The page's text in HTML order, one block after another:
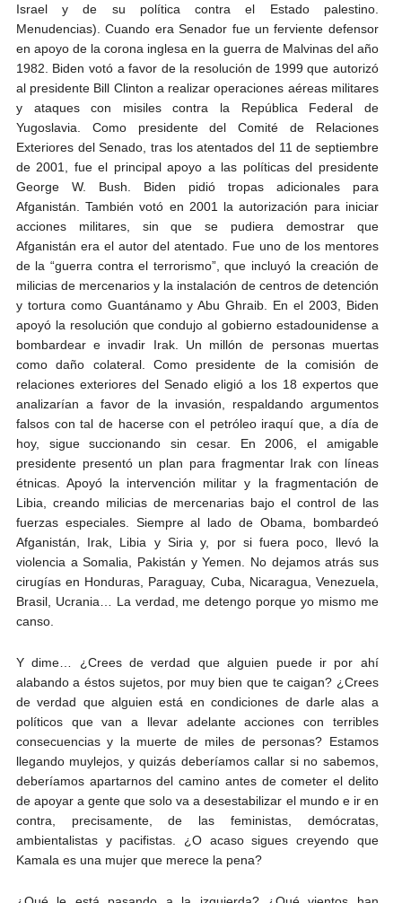
Israel y de su política contra el Estado palestino.
Menudencias). Cuando era Senador fue un ferviente defensor
en apoyo de la corona inglesa en la guerra de Malvinas del año
1982. Biden votó a favor de la resolución de 1999 que autorizó
al presidente Bill Clinton a realizar operaciones aéreas militares
y ataques con misiles contra la República Federal de
Yugoslavia. Como presidente del Comité de Relaciones
Exteriores del Senado, tras los atentados del 11 de septiembre
de 2001, fue el principal apoyo a las políticas del presidente
George W. Bush. Biden pidió tropas adicionales para
Afganistán. También votó en 2001 la autorización para iniciar
acciones militares, sin que se pudiera demostrar que
Afganistán era el autor del atentado. Fue uno de los mentores
de la “guerra contra el terrorismo”, que incluyó la creación de
milicias de mercenarios y la instalación de centros de detención
y tortura como Guantánamo y Abu Ghraib. En el 2003, Biden
apoyó la resolución que condujo al gobierno estadounidense a
bombardear e invadir Irak. Un millón de personas muertas
como daño colateral. Como presidente de la comisión de
relaciones exteriores del Senado eligió a los 18 expertos que
analizarían a favor de la invasión, respaldando argumentos
falsos con tal de hacerse con el petróleo iraquí que, a día de
hoy, sigue succionando sin cesar. En 2006, el amigable
presidente presentó un plan para fragmentar Irak con líneas
étnicas. Apoyó la intervención militar y la fragmentación de
Libia, creando milicias de mercenarias bajo el control de las
fuerzas especiales. Siempre al lado de Obama, bombardeó
Afganistán, Irak, Libia y Siria y, por si fuera poco, llevó la
violencia a Somalia, Pakistán y Yemen. No dejamos atrás sus
cirugías en Honduras, Paraguay, Cuba, Nicaragua, Venezuela,
Brasil, Ucrania… La verdad, me detengo porque yo mismo me
canso.
Y dime… ¿Crees de verdad que alguien puede ir por ahí
alabando a éstos sujetos, por muy bien que te caigan? ¿Crees
de verdad que alguien está en condiciones de darle alas a
políticos que van a llevar adelante acciones con terribles
consecuencias y la muerte de miles de personas? Estamos
llegando muylejos, y quizás deberíamos callar si no sabemos,
deberíamos apartarnos del camino antes de cometer el delito
de apoyar a gente que solo va a desestabilizar el mundo e ir en
contra, precisamente, de las feministas, demócratas,
ambientalistas y pacifistas. ¿O acaso sigues creyendo que
Kamala es una mujer que merece la pena?